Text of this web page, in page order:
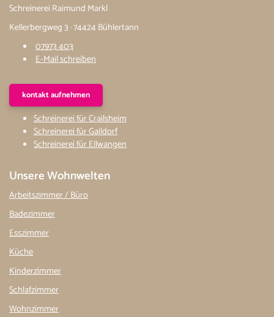
Schreinerei Raimund Markl
Kellerbergweg 3 · 74424 Bühlertann
07973 403
E-Mail schreiben
kontakt aufnehmen
Schreinerei für Crailsheim
Schreinerei für Gaildorf
Schreinerei für Ellwangen
Unsere Wohnwelten
Arbeitszimmer / Büro
Badezimmer
Esszimmer
Küche
Kinderzimmer
Schlafzimmer
Wohnzimmer